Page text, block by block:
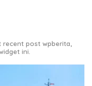
recent post wpberita,
ini.